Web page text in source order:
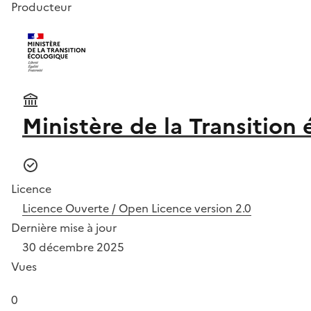
Producteur
Ministère de la Transition
Licence
Licence Ouverte / Open Licence version 2.0
Dernière mise à jour
30 décembre 2025
Vues
0